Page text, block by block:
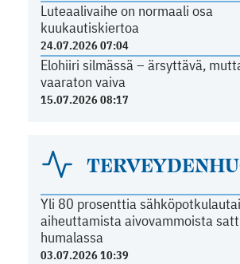
Luteaalivaihe on normaali osa
kuukautiskiertoa
24.07.2026 07:04
Elohiiri silmässä – ärsyttävä,
vaaraton vaiva
15.07.2026 08:17
Yli 80 prosenttia
aiheuttamista aivovammoista
humalassa
03.07.2026 10:39